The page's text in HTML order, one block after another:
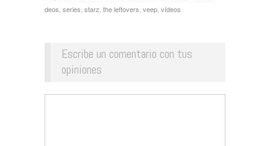
deos, series, starz, the leftovers, veep, vídeos
Escribe un comentario con tus
opiniones